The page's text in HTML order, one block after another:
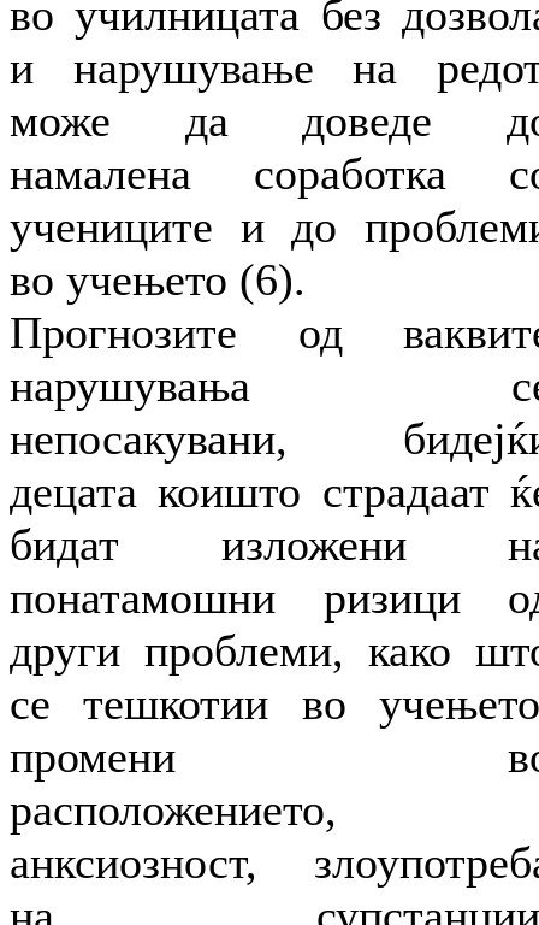
во училницата без
и нарушување на
може да доведе
намалена соработка
учениците и до
во учењето (6).
Прогнозите од
нарушувања
непосакувани,
децата коишто страдаат
бидат изложени
понатамошни ризици
други проблеми, како
се тешкотии во
промени
расположението,
анксиозност,